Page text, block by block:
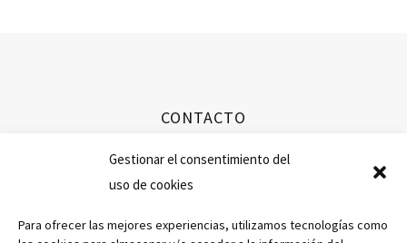
Gestionar el consentimiento del
uso de cookies
Para ofrecer las mejores experiencias, utilizamos tecnologías como
CONTACTO
info@ibericospefran.com
+34 923 594 351